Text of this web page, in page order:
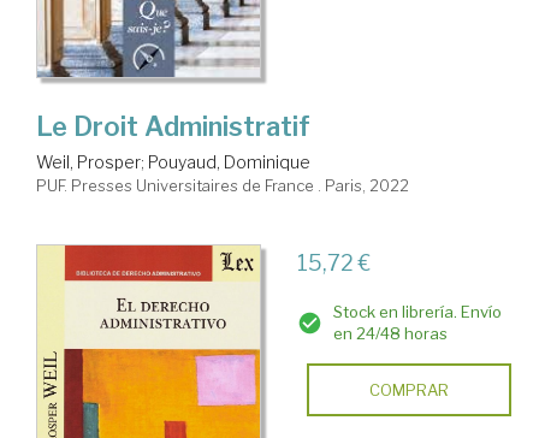
Le Droit Administratif
Weil, Prosper; Pouyaud, Dominique
PUF. Presses Universitaires de France . Paris, 2022
15,72 €
Stock en librería. Envío
en 24/48 horas
COMPRAR